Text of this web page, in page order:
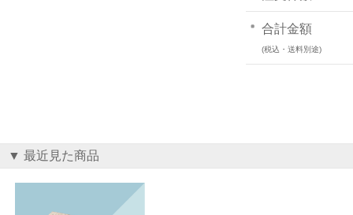
合計金額
(税込・送料別途)
▼ 最近見た商品